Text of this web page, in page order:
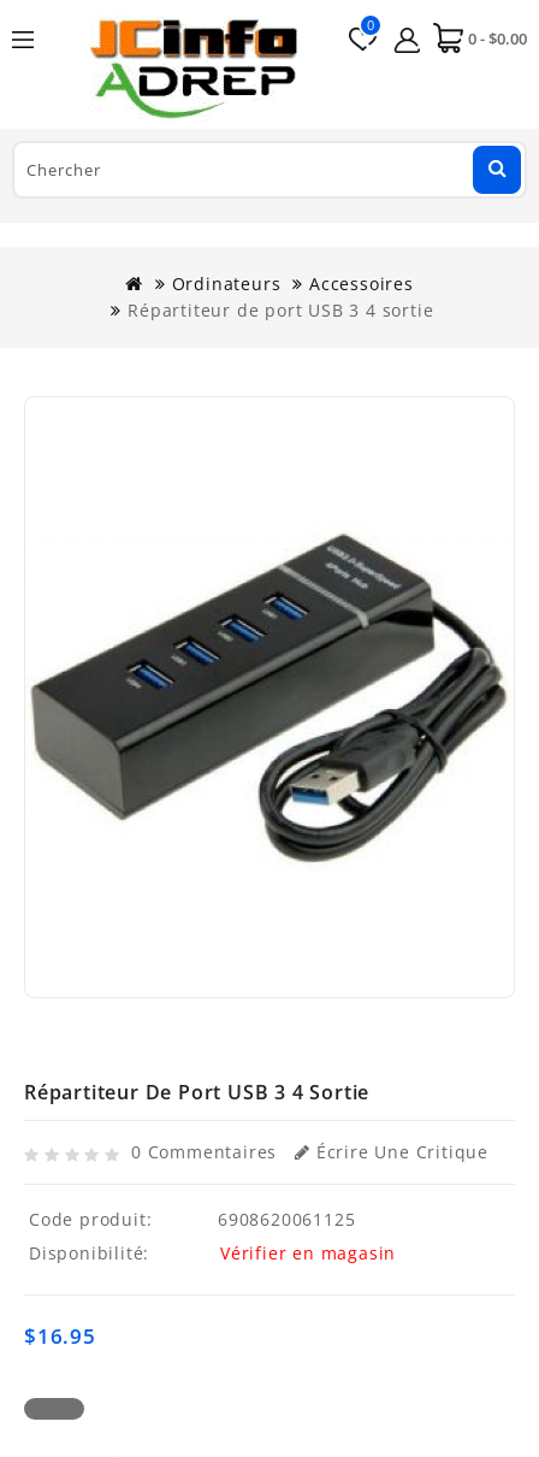
0 - $0.00
0
Ordinateurs
Accessoires
Répartiteur de port USB 3 4 sortie
Répartiteur De Port USB 3 4 Sortie
0 Commentaires Écrire Une Critique
Code produit:
6908620061125
Disponibilité:
Vérifier en magasin
$16.95